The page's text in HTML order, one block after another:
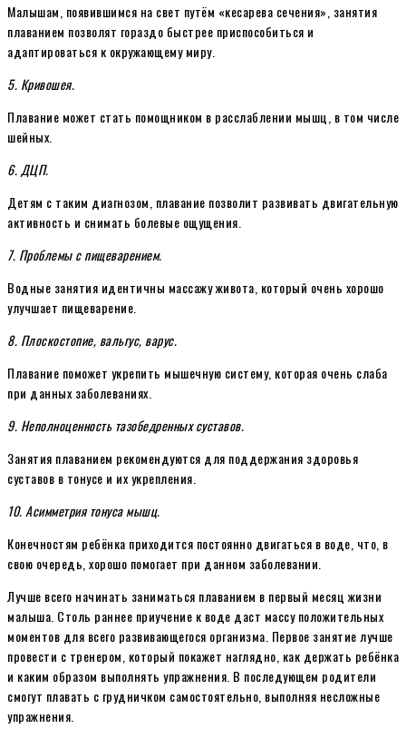
Малышам, появившимся на свет путём «кесарева сечения», занятия
плаванием позволят гораздо быстрее приспособиться и
адаптироваться к окружающему миру.
5. Кривошея.
Плавание может стать помощником в расслаблении мышц, в том числе
шейных.
6. ДЦП.
Детям с таким диагнозом, плавание позволит развивать двигательную
активность и снимать болевые ощущения.
7. Проблемы с пищеварением.
Водные занятия идентичны массажу живота, который очень хорошо
улучшает пищеварение.
8. Плоскостопие, вальгус, варус.
Плавание поможет укрепить мышечную систему, которая очень слаба
при данных заболеваниях.
9. Неполноценность тазобедренных суставов.
Занятия плаванием рекомендуются для поддержания здоровья
суставов в тонусе и их укрепления.
10. Асимметрия тонуса мышц.
Конечностям ребёнка приходится постоянно двигаться в воде, что, в
свою очередь, хорошо помогает при данном заболевании.
Лучше всего начинать заниматься плаванием в первый месяц жизни
малыша. Столь раннее приучение к воде даст массу положительных
моментов для всего развивающегося организма. Первое занятие лучше
провести с тренером, который покажет наглядно, как держать ребёнка
и каким образом выполнять упражнения. В последующем родители
смогут плавать с грудничком самостоятельно, выполняя несложные
упражнения.